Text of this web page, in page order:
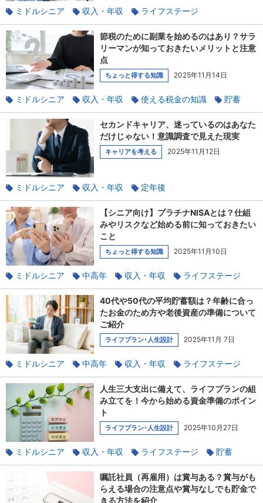
ミドルシニア 収入・年収
ライフステージ
使える税金の知識
節税のために副業を始めるのはあり？サラ
リーマンが知っておきたいメリットと注意
点
ちょっと得する知識 2025年11月14日
ミドルシニア 収入・年収 使える税金の知識
貯蓄
副業
セカンドキャリア、迷っているのはあなた
だけじゃない！意識調査で見えた現実
キャリアを考える 2025年11月12日
ミドルシニア 収入・年収
定年後
100年時代のライフデザイン
【シニア向け】プラチナNISAとは？仕組
みやリスクなど始める前に知っておきたい
こと
ちょっと得する知識 2025年11月10日
ミドルシニア 中高年 収入・年収
ライフステージ
定年後
貯蓄
40代や50代の平均貯蓄額は？年齢に合っ
たお金のため方や老後資産の準備について
ご紹介
ライフプラン･人生設計 2025年11月 7日
ミドルシニア 中高年 収入・年収
ライフステージ
年金
家族と相談
人生三大支出に備えて、ライフプランの組
み立てを！今から始める資金準備のポイン
ト
ライフプラン･人生設計 2025年10月27日
ミドルシニア 収入・年収 ライフステージ
貯蓄
嘱託社員（再雇用）は賞与ある？賞与がも
らえる場合の注意点や賞与なしでも貯金で
きる方法を紹介